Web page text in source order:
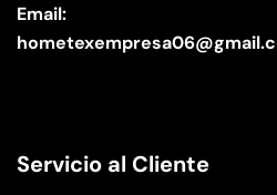
Email:
Servicio al Cliente